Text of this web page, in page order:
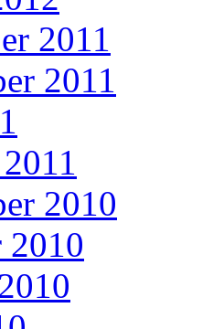
2011
2011
2010
2010